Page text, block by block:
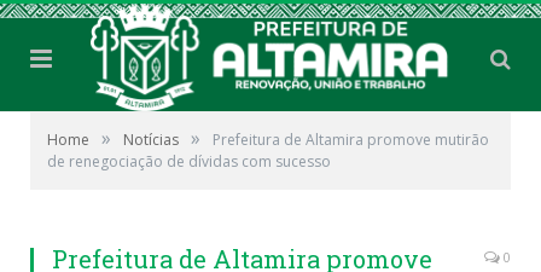
Home » Notícias »
Prefeitura de Altamira promove mutirão
de renegociação de dívidas com sucesso
Prefeitura de Altamira promove
0